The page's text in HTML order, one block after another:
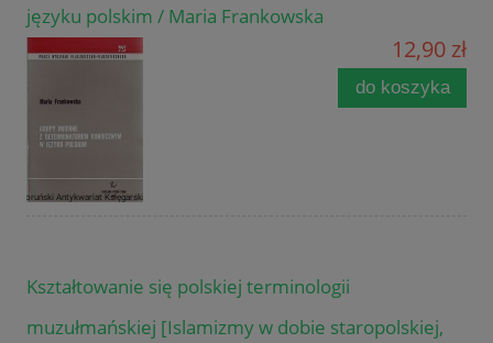
języku polskim / Maria Frankowska
12,90 zł
do koszyka
Kształtowanie się polskiej terminologii
muzułmańskiej [Islamizmy w dobie staropolskiej,